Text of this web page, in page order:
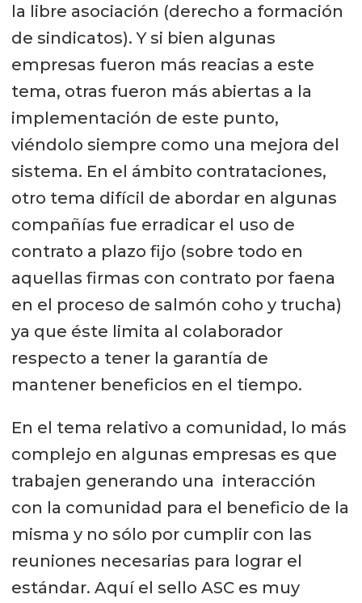
la libre asociación (derecho a formación
de sindicatos). Y si bien algunas
empresas fueron más reacias a este
tema, otras fueron más abiertas a la
implementación de este punto,
viéndolo siempre como una mejora del
sistema. En el ámbito contrataciones,
otro tema difícil de abordar en algunas
compañías fue erradicar el uso de
contrato a plazo fijo (sobre todo en
aquellas firmas con contrato por faena
en el proceso de salmón coho y trucha)
ya que éste limita al colaborador
respecto a tener la garantía de
mantener beneficios en el tiempo.
En el tema relativo a comunidad, lo más
complejo en algunas empresas es que
trabajen generando una interacción
con la comunidad para el beneficio de la
misma y no sólo por cumplir con las
reuniones necesarias para lograr el
estándar. Aquí el sello ASC es muy